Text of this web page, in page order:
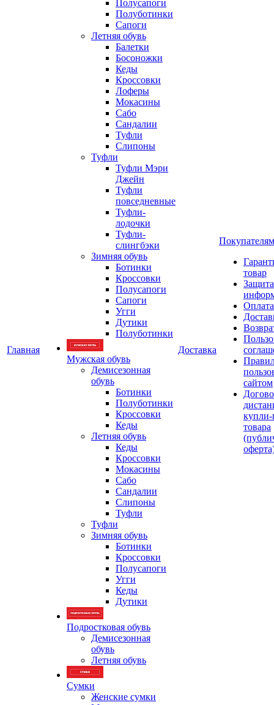
Главная
Полусапоги
Полуботинки
Сапоги
Летняя обувь
Балетки
Босоножки
Кеды
Кроссовки
Лоферы
Мокасины
Сабо
Сандалии
Туфли
Слипоны
Туфли
Туфли Мэри
Джейн
Туфли
повседневные
Туфли-
лодочки
Туфли-
слингбэки
Зимняя обувь
Ботинки
Кроссовки
Полусапоги
Сапоги
Угги
Дутики
Полуботинки
Мужская обувь
Демисезонная
обувь
Ботинки
Полуботинки
Кроссовки
Кеды
Летняя обувь
Кеды
Кроссовки
Мокасины
Сабо
Сандалии
Слипоны
Туфли
Туфли
Зимняя обувь
Ботинки
Кроссовки
Полусапоги
Угги
Кеды
Дутики
Подростковая обувь
Демисезонная
обувь
Летняя обувь
Сумки
Женские сумки
Доставка
Покупателям
товар
Защита
Оплата
сайтом
товара